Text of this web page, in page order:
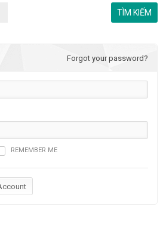
Forgot your password?
REMEMBER ME